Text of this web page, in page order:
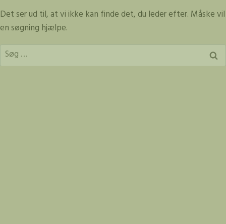
til
indhold
Det ser ud til, at vi ikke kan finde det, du leder efter. Måske vil
en søgning hjælpe.
Søg
efter: